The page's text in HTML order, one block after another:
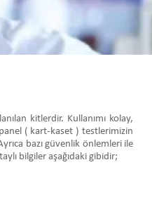
kitlerdir. Kullanımı kolay,
( kart-kaset ) testlerimizin
bazı güvenlik önlemleri ile
bilgiler aşağıdaki gibidir;